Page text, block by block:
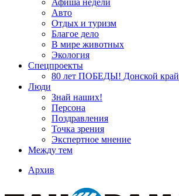
Афиша недели
Авто
Отдых и туризм
Благое дело
В мире животных
Экология
Спецпроекты
80 лет ПОБЕДЫ! Донской край
Люди
Знай наших!
Персона
Поздравления
Точка зрения
Экспертное мнение
Между тем
Архив